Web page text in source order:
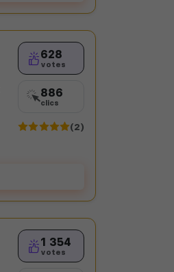
628
votes
886
clics
(2)
1 354
votes